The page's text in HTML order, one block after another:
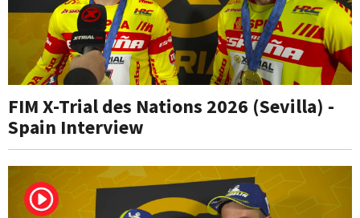
FIM X-Trial des Nations 2026 (Sevilla) -
Spain Interview